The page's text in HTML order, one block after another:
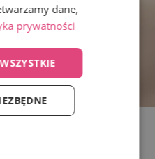
Biżuteria
dane,
prywatności